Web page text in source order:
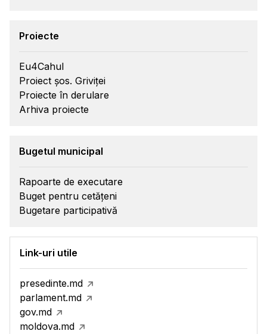
Proiecte
Eu4Cahul
Proiect șos. Griviței
Proiecte în derulare
Arhiva proiecte
Bugetul municipal
Rapoarte de executare
Buget pentru cetățeni
Bugetare participativă
Link-uri utile
presedinte.md
parlament.md
gov.md
moldova.md